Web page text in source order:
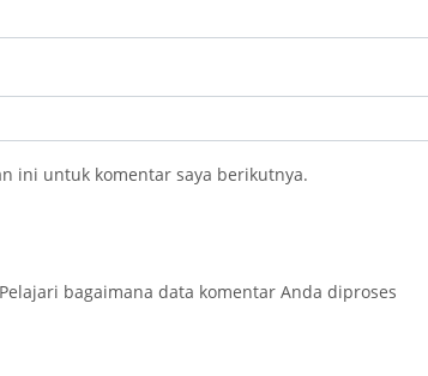
ini untuk komentar saya berikutnya.
Pelajari bagaimana data komentar Anda diproses